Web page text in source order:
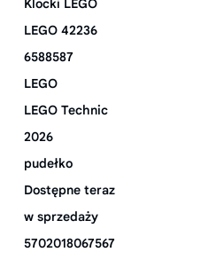
Klocki LEGO
LEGO 42236
6588587
LEGO
LEGO Technic
2026
pudełko
Dostępne teraz
w sprzedaży
5702018067567